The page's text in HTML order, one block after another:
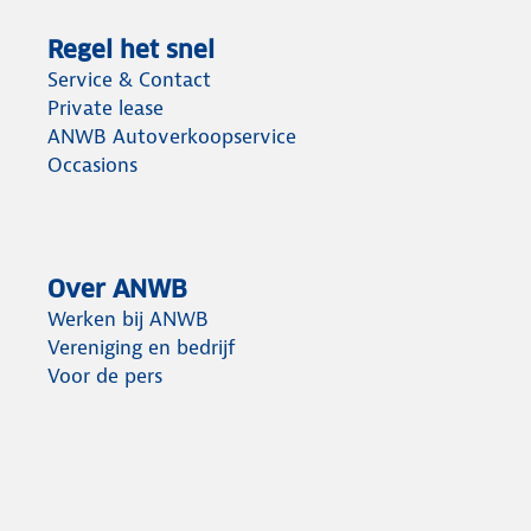
Regel het snel
Service & Contact
Private lease
ANWB Autoverkoopservice
Occasions
Over ANWB
Werken bij ANWB
Vereniging en bedrijf
Voor de pers